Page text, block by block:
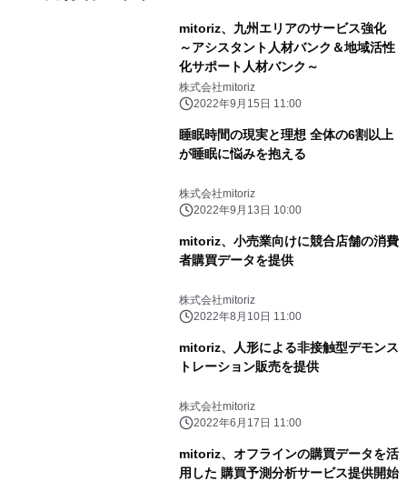
mitoriz、九州エリアのサービス強化
～アシスタント人材バンク＆地域活性
化サポート人材バンク～
株式会社mitoriz
2022年9月15日 11:00
睡眠時間の現実と理想 全体の6割以上
が睡眠に悩みを抱える
株式会社mitoriz
2022年9月13日 10:00
mitoriz、小売業向けに競合店舗の消費
者購買データを提供
株式会社mitoriz
2022年8月10日 11:00
mitoriz、人形による非接触型デモンス
トレーション販売を提供
株式会社mitoriz
2022年6月17日 11:00
mitoriz、オフラインの購買データを活
用した 購買予測分析サービス提供開始